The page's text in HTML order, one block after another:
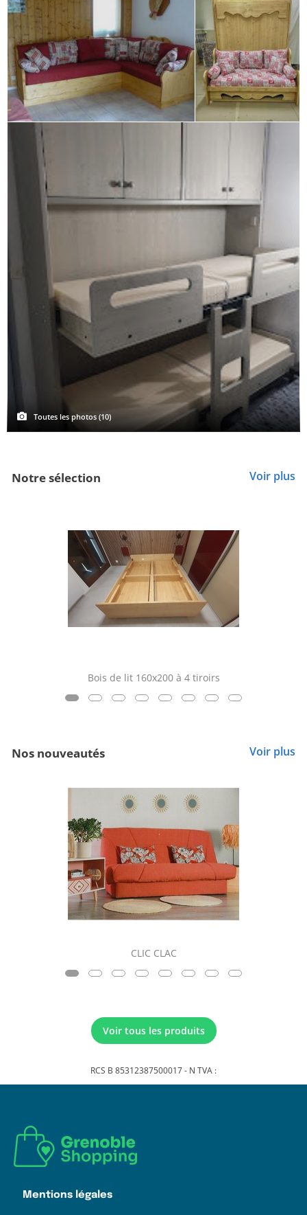
Toutes les photos (10)
Notre sélection Voir plus
Bois de lit 160x200 à 4 tiroirs
Nos nouveautés Voir plus
CLIC CLAC
Voir tous les produits
RCS B 85312387500017 - N TVA :
Mentions légales